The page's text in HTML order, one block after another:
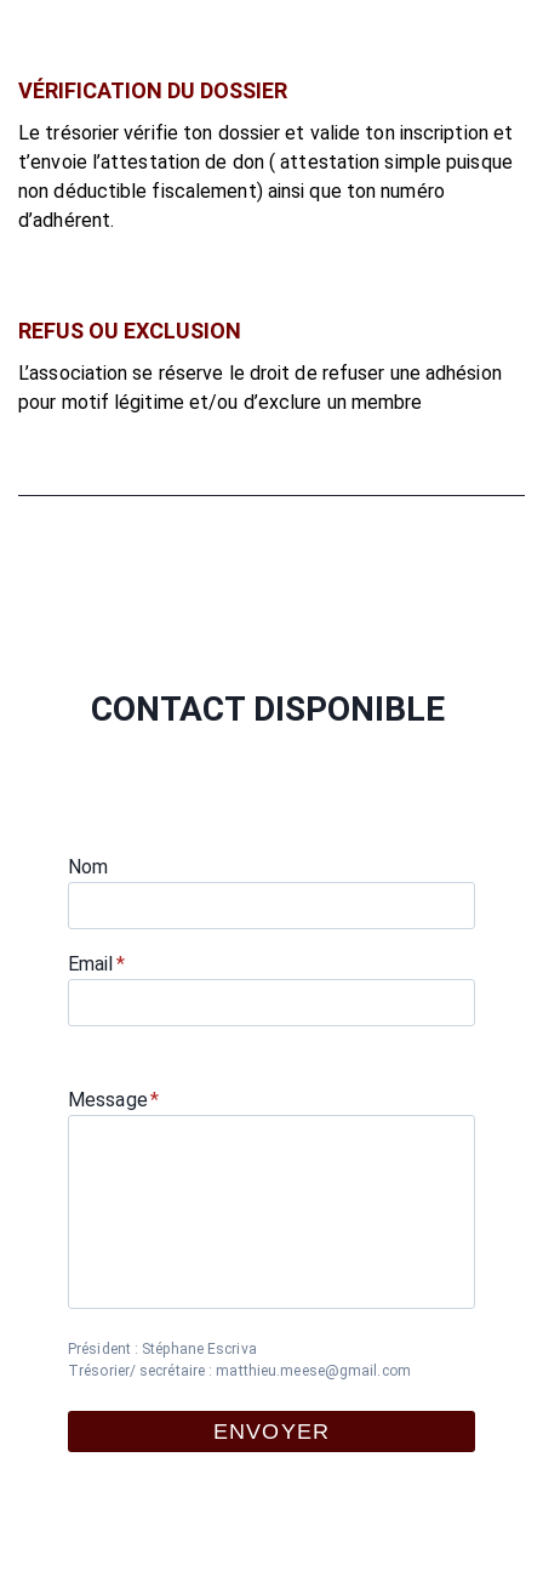
VÉRIFICATION DU DOSSIER
Le trésorier vérifie ton dossier et valide ton inscription et
t’envoie l’attestation de don ( attestation simple puisque
non déductible fiscalement) ainsi que ton numéro
d’adhérent.
REFUS OU EXCLUSION
L’association se réserve le droit de refuser une adhésion
pour motif légitime et/ou d’exclure un membre
CONTACT DISPONIBLE
Nom
Email*
Message*
Président : Stéphane Escriva
Trésorier/ secrétaire : matthieu.meese@gmail.com
ENVOYER